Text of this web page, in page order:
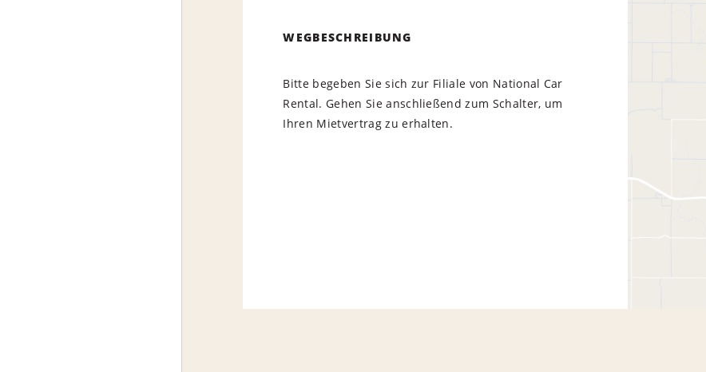
WEGBESCHREIBUNG
Bitte begeben Sie sich zur Filiale von National Car
Rental. Gehen Sie anschließend zum Schalter, um
Ihren Mietvertrag zu erhalten.